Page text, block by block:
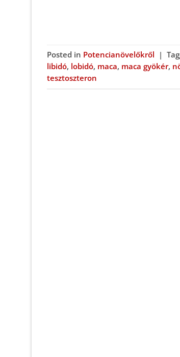
Posted in Potencianövelőkről |
libidó, lobidó, maca, maca gyökér,
tesztoszteron